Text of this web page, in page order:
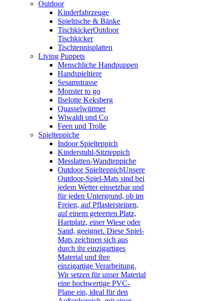
Outdoor
Kinderfahrzeuge
Spieltische & Bänke
TischkickerOutdoor
Tischkicker
Tischtennisplatten
Living Puppets
Menschliche Handpuppen
Handspieltiere
Sesamstrasse
Monster to go
Ilselotte Keksberg
Quasselwürmer
Wiwaldi und Co
Feen und Trolle
Spielteppiche
Indoor Spielteppich
Kinderstuhl-Sitzteppich
Messlatten-Wandteppiche
Outdoor SpielteppichUnsere
Outdoor-Spiel-Mats sind bei
jedem Wetter einsetzbar und
für jeden Untergrund, ob im
Freien, auf Pflastersteinen,
auf einem geteerten Platz,
Hartplatz, einer Wiese oder
Sand, geeignet. Diese Spiel-
Mats zeichnen sich aus
durch ihr einzigartiges
Material und ihre
einzigartige Verarbeitung.
Wir setzen für unser Material
eine hochwertige PVC-
Plane ein, ideal für den